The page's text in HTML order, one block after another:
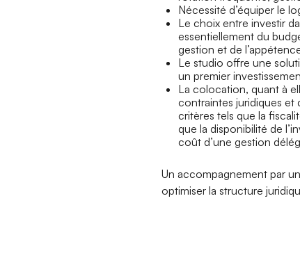
Nécessité d’équiper le
Le choix entre investir
essentiellement du
gestion et de
Le studio offre une
un premier
La colocation, quant à
contraintes juridiques et
critères tels que la
que la disponibilité de
coût d’une gestion
Un accompagnement par
optimiser la structure